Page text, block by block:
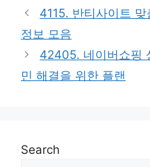
4115. 반티사이트
정보 모음
42405. 네이버쇼핑
민 해결을 위한 플랜
Search